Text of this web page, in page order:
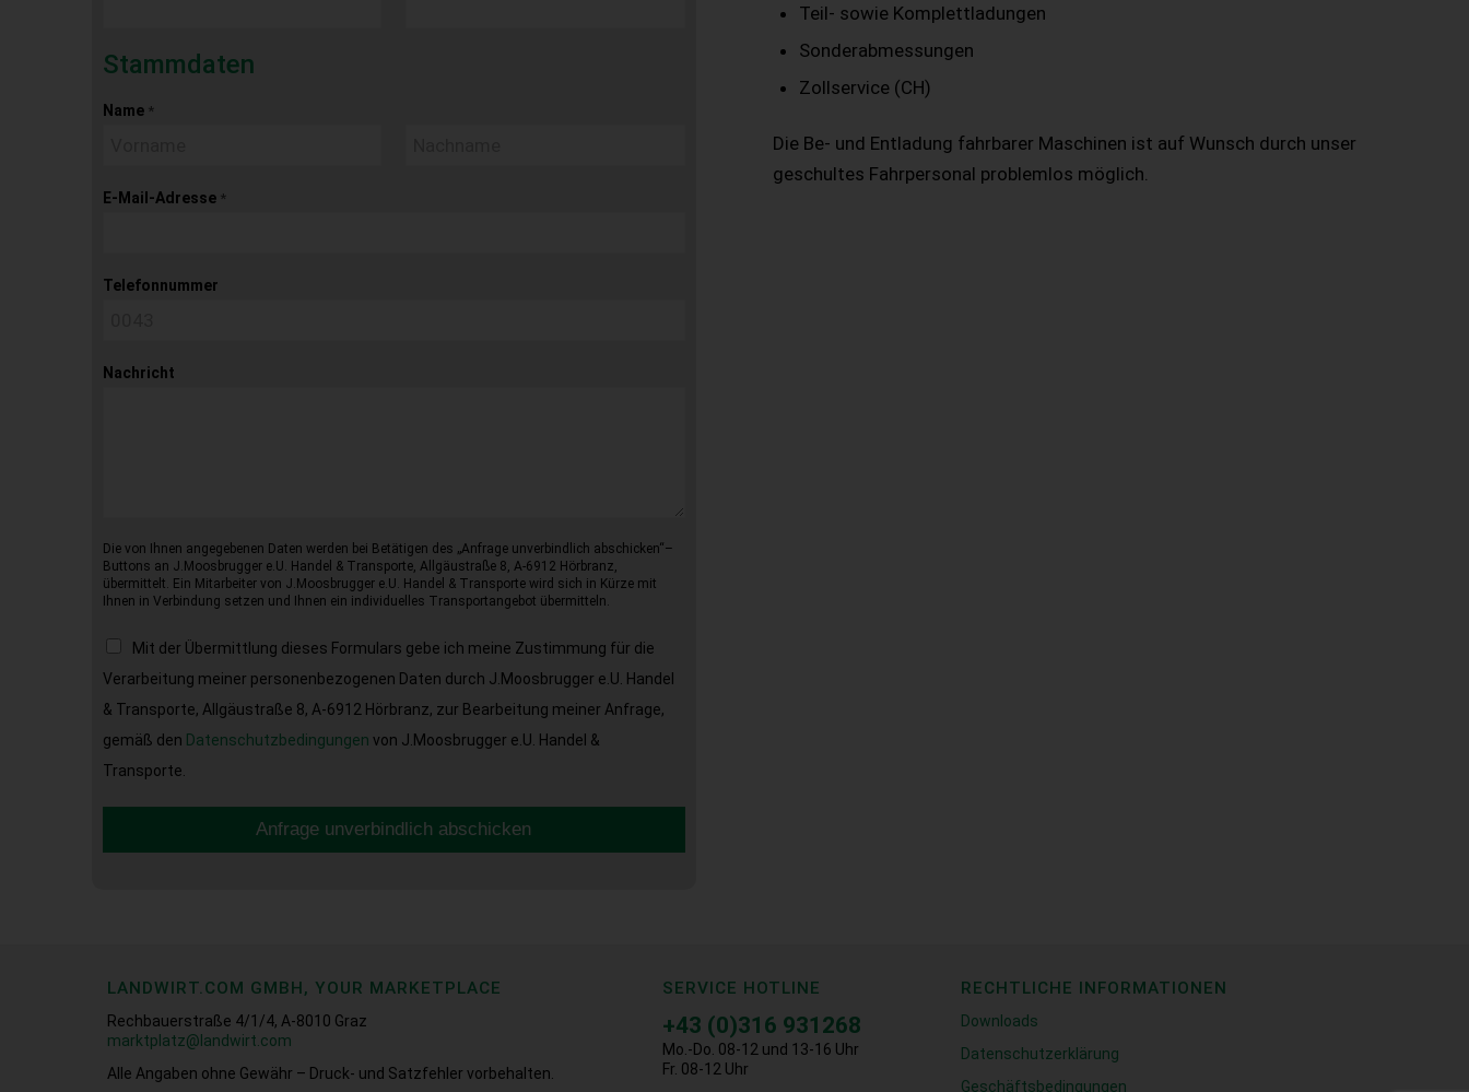
Stammdaten
Name *
E-Mail-Adresse *
Telefonnummer
Nachricht
Die von Ihnen angegebenen Daten werden bei Betätigen des „Anfrage unverbindlich abschicken“–
Buttons an J.Moosbrugger e.U. Handel & Transporte, Allgäustraße 8, A-6912 Hörbranz,
übermittelt. Ein Mitarbeiter von J.Moosbrugger e.U. Handel & Transporte wird sich in Kürze mit
Ihnen in Verbindung setzen und Ihnen ein individuelles Transportangebot übermitteln.
Mit der Übermittlung dieses Formulars gebe ich meine Zustimmung für die
Verarbeitung meiner personenbezogenen Daten durch J.Moosbrugger e.U. Handel
& Transporte, Allgäustraße 8, A-6912 Hörbranz, zur Bearbeitung meiner Anfrage,
gemäß den Datenschutzbedingungen von J.Moosbrugger e.U. Handel &
Transporte.
Anfrage unverbindlich abschicken
Teil- sowie Komplettladungen
Sonderabmessungen
Zollservice (CH)
Die Be- und Entladung fahrbarer Maschinen ist auf Wunsch durch unser
geschultes Fahrpersonal problemlos möglich.
LANDWIRT.COM GMBH, YOUR MARKETPLACE
Rechbauerstraße 4/1/4, A-8010 Graz
marktplatz@landwirt.com
Alle Angaben ohne Gewähr – Druck- und Satzfehler vorbehalten.
SERVICE HOTLINE
+43 (0)316 931268
Mo.-Do. 08-12 und 13-16 Uhr
Fr. 08-12 Uhr
RECHTLICHE INFORMATIONEN
Downloads
Datenschutzerklärung
Geschäftsbedingungen